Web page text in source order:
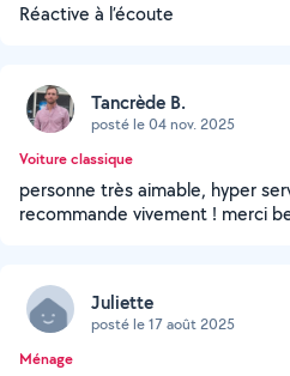
Réactive à l’écoute
Tancrède B.
posté le 04 nov. 2025
Voiture classique
personne très aimable, hyper
recommande vivement ! merci
Juliette
posté le 17 août 2025
Ménage